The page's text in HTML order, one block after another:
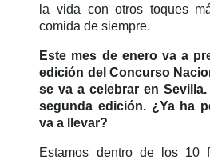
la vida con otros toques
comida de siempre.
Este mes de enero va a
edición del Concurso
se va a celebrar en
segunda edición. ¿Ya ha
va a llevar?
Estamos dentro de los 10